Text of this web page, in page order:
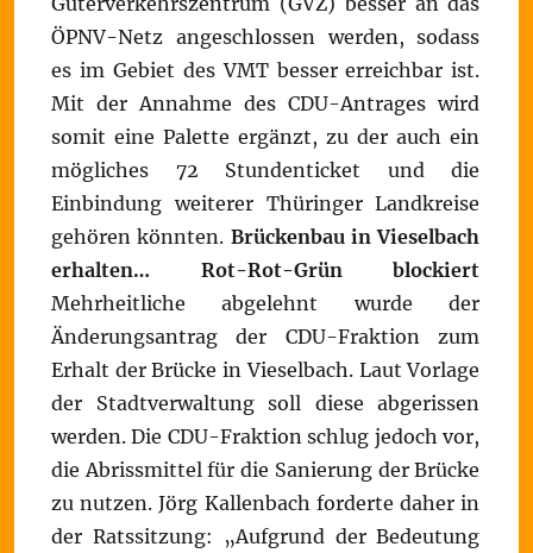
ÖPNV-Netz angeschlossen werden, sodass
es im Gebiet des VMT besser erreichbar ist.
Mit der Annahme des CDU-Antrages wird
somit eine Palette ergänzt, zu der auch ein
mögliches 72 Stundenticket und die
Einbindung weiterer Thüringer Landkreise
gehören könnten. Brückenbau in Vieselbach
erhalten… Rot-Rot-Grün blockiert
Mehrheitliche abgelehnt wurde der
Änderungsantrag der CDU-Fraktion zum
Erhalt der Brücke in Vieselbach. Laut Vorlage
der Stadtverwaltung soll diese abgerissen
werden. Die CDU-Fraktion schlug jedoch vor,
die Abrissmittel für die Sanierung der Brücke
zu nutzen. Jörg Kallenbach forderte daher in
der Ratssitzung: „Aufgrund der Bedeutung